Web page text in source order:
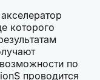
которого
по
проводится